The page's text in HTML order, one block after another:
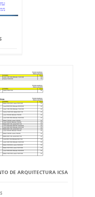
DE ARQUITECTURA ICSA